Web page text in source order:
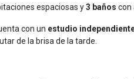
espaciosas y3 baños con
con un estudio
de la brisa de la tarde.